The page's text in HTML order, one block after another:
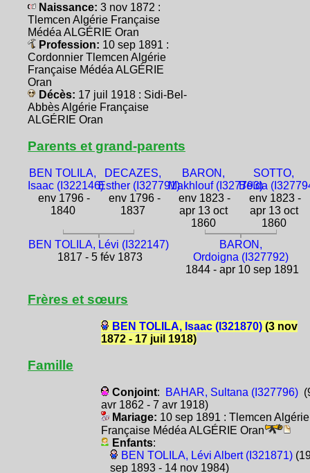
Naissance: 3 nov 1872 :
Tlemcen Algérie Française
Médéa ALGÉRIE Oran
Profession: 10 sep 1891 :
Cordonnier Tlemcen Algérie
Française Médéa ALGÉRIE
Oran
Décès: 17 juil 1918 : Sidi-Bel-
Abbès Algérie Française
ALGÉRIE Oran
Parents et grand-parents
BEN TOLILA,
Isaac (I322146)
env 1796 -
1840
DECAZES,
Esther (I327791)
env 1796 -
1837
BARON,
Makhlouf (I327793)
env 1823 -
apr 13 oct
1860
SOTTO,
Beïda
env 1823 -
apr 13 oct
1860
BEN TOLILA, Lévi (I322147)
1817 - 5 fév 1873
BARON,
Ordoigna (I327792)
1844 - apr 10 sep 1891
Frères et sœurs
BEN TOLILA, Isaac (I321870)(3 nov
1872 - 17 juil 1918)
Famille
Conjoint: BAHAR, Sultana (I327796)
avr 1862 - 7 avr 1918)
Mariage: 10 sep 1891 : Tlemcen Algérie
Française Médéa ALGÉRIE Oran
Enfants:
BEN TOLILA, Lévi Albert (I321871)
sep 1893 - 14 nov 1984)